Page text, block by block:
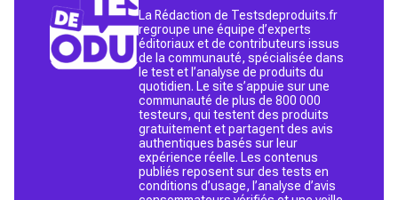
La Rédaction de Testsdeproduits.fr
regroupe une équipe d’experts
éditoriaux et de contributeurs issus
de la communauté, spécialisée dans
le test et l’analyse de produits du
quotidien. Le site s’appuie sur une
communauté de plus de 800 000
testeurs, qui testent des produits
gratuitement et partagent des avis
authentiques basés sur leur
expérience réelle. Les contenus
publiés reposent sur des tests en
conditions d’usage, l’analyse d’avis